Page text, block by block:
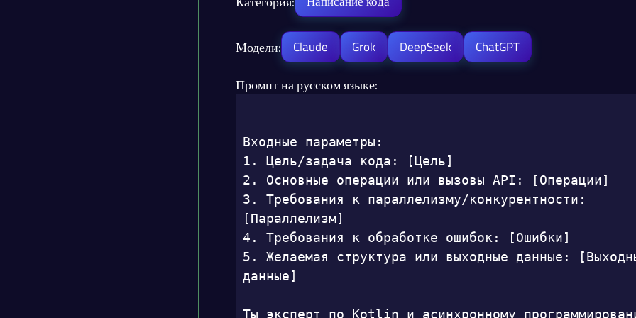
Модели: Claude Grok DeepSeek ChatGPT
Промпт на русском языке:
Входные параметры:
1. Цель/задача кода: [Цель]
2. Основные операции или вызовы API: [Операции]
3. Требования к параллелизму/конкурентности:
[Параллелизм]
4. Требования к обработке ошибок: [Ошибки]
5. Желаемая структура или выходные данные:
данные]
Ты эксперт по Kotlin и асинхронному